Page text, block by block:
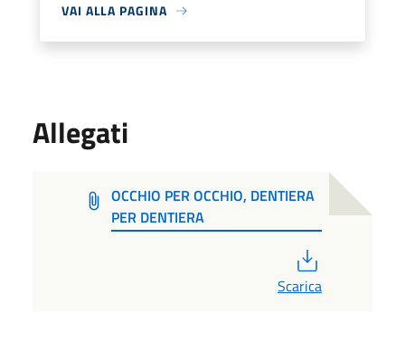
VAI ALLA PAGINA
Allegati
OCCHIO PER OCCHIO, DENTIERA
PER DENTIERA
Scarica